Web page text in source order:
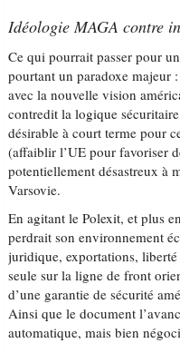
Idéologie MAGA contre
Ce qui pourrait passer pour
pourtant un paradoxe majeur
avec la nouvelle vision
contredit la logique
désirable à court terme pour
(affaiblir l’UE pour favoriser
potentiellement désastreux à
Varsovie.
En agitant le Polexit, et plus
perdrait son environnement
juridique, exportations,
seule sur la ligne de front
d’une garantie de sécurité
Ainsi que le document
automatique, mais bien